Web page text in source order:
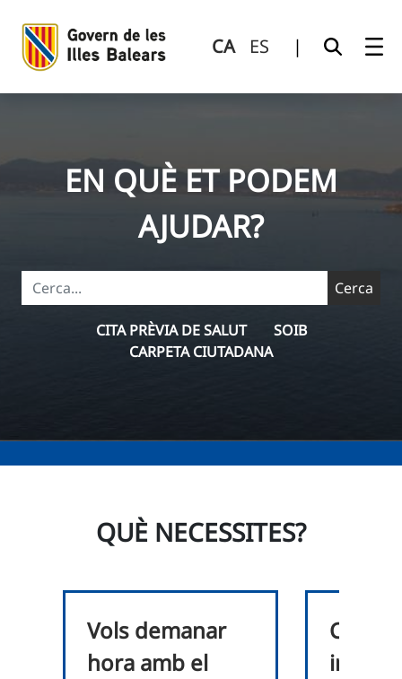
CA ES |
Inici
EN QUÈ ET PODEM
AJUDAR?
Cerca
CITA PRÈVIA DE SALUT
SOIB
CARPETA CIUTADANA
QUÈ NECESSITES?
Vols demanar
hora amb el